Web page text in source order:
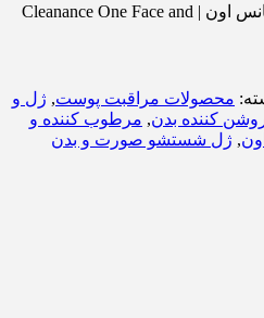
ژل شستشو صورت و بدن کلینانس اون | Cleanance One Face and
محصولات مراقبت پوست, ژل و
کننده بدن, مرطوب کننده و
, ژل شستشو صورت و بدن